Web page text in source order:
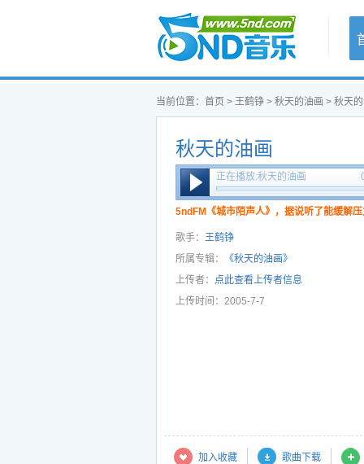
首页
当前位置： 首页 > 王鹤铮 > 秋天的油画 > 秋天
秋天的油画
正在播放:秋天的油画
5ndFM《城市陌声人》，据说听了能缓解压
歌手： 王鹤铮
所属专辑：
《秋天的油画》
上传者： 点此查看上传者信息
上传时间：2005-7-7
加入收藏 歌曲下载